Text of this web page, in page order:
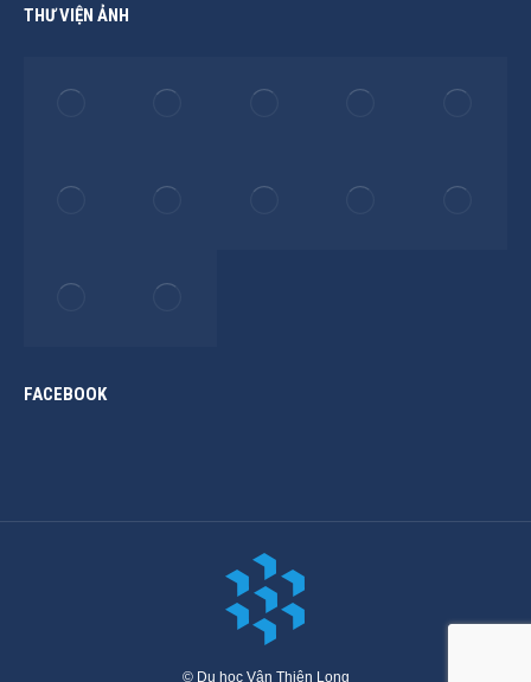
THƯ VIỆN ẢNH
FACEBOOK
© Du học Vân Thiên Long